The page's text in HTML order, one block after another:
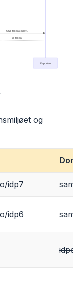
og
idp7
idp6